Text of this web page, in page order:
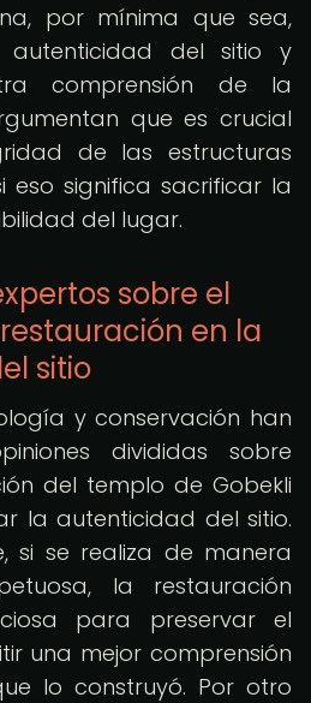
por mínima que sea,
del sitio y
comprensión de la
que es crucial
de las estructuras
eso significa sacrificar la
del lugar.
sobre el
en la
sitio
y conservación han
divididas sobre
del templo de Gobekli
la autenticidad del sitio.
si se realiza de manera
la restauración
para preservar el
una mejor comprensión
lo construyó. Por otro